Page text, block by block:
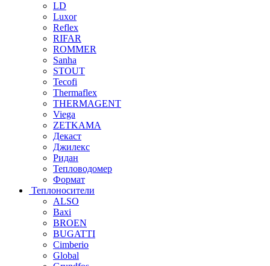
LD
Luxor
Reflex
RIFAR
ROMMER
Sanha
STOUT
Tecofi
Thermaflex
THERMAGENT
Viega
ZETKAMA
Декаст
Джилекс
Ридан
Тепловодомер
Формат
Теплоносители
ALSO
Baxi
BROEN
BUGATTI
Cimberio
Global